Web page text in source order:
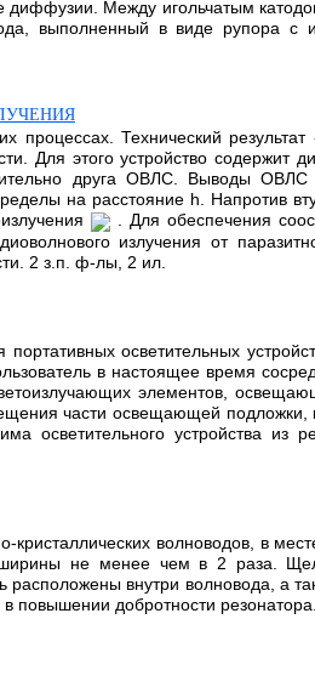
диффузии. Между игольчатым
выполненный в виде рупора с
процессах. Технический
Для этого устройство содержит
друга ОВЛС. Выводы
на расстояние h. Напротив
. Для обеспечения
излучения от
2 з.п. ф-лы, 2 ил.
осветительных
в настоящее время
элементов,
части освещающей подложки,
осветительного устройства из
кристаллических волноводов, в
не менее чем в 2 раза.
внутри волновода, а
повышении добротности